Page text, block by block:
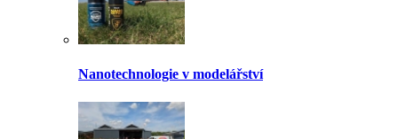
Nanotechnologie v modelářství